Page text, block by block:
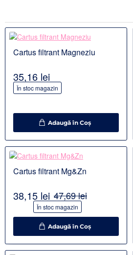
Detalii
PRODUS POPULAR
Cartus filtrant Magneziu
În stoc magazin
35,16 lei
Adaugă în Coş
Detalii
Cartus filtrant Mg&Zn
În stoc magazin
38,15 lei 47,69 lei
Adaugă în Coş
Detalii